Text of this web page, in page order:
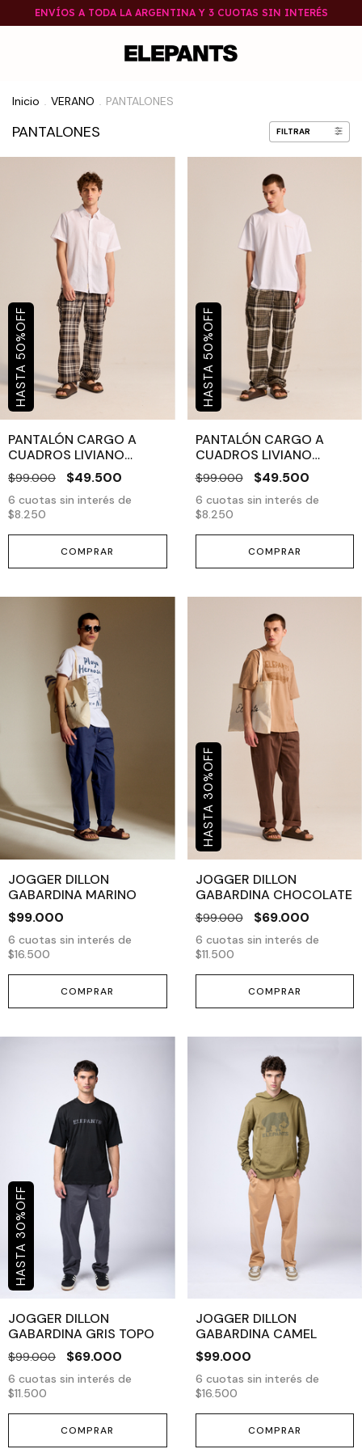
ENVÍOS A TODA LA ARGENTINA Y 3 CUOTAS SIN INTERÉS
Inicio . VERANO . PANTALONES
PANTALONES FILTRAR
50
%
OFF
PANTALÓN CARGO A
CUADROS LIVIANO
NEGRO
$99.000 $49.500
6 cuotas sin interés de
$8.250
COMPRAR
50
%
OFF
PANTALÓN CARGO A
CUADROS LIVIANO
VERDE
$99.000 $49.500
6 cuotas sin interés de
$8.250
COMPRAR
JOGGER DILLON
GABARDINA MARINO
$99.000
6 cuotas sin interés de
$16.500
COMPRAR
30
%
OFF
JOGGER DILLON
GABARDINA CHOCOLATE
$99.000 $69.000
6 cuotas sin interés de
$11.500
COMPRAR
30
%
OFF
JOGGER DILLON
GABARDINA GRIS TOPO
$99.000 $69.000
6 cuotas sin interés de
$11.500
COMPRAR
JOGGER DILLON
GABARDINA CAMEL
$99.000
6 cuotas sin interés de
$16.500
COMPRAR